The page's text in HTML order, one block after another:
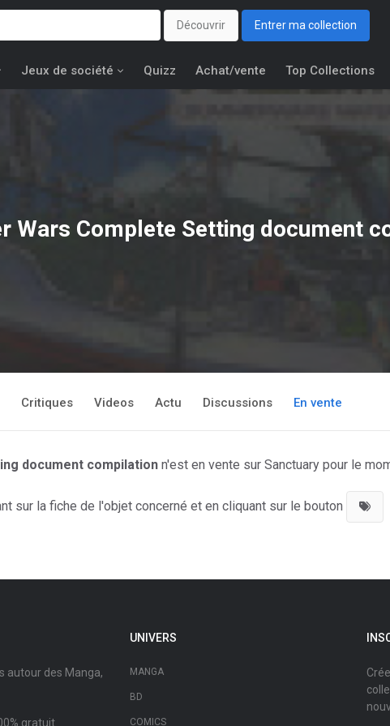
Découvrir Entrer ma collection
Jeux de société Quizz Achat/vente Top Collections
Wars Complete Setting document
Critiques Videos Actu Discussions En vente
document compilation n'est en vente sur Sanctuary pour le
sur la fiche de l'objet concerné et en cliquant sur le bouton
autour des Manga,
gratuit.
UNIVERS
MANGA
BD
COMICS